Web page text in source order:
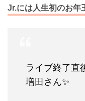
Jr.には人生初のお年
ライブ終了直
増田さん✨